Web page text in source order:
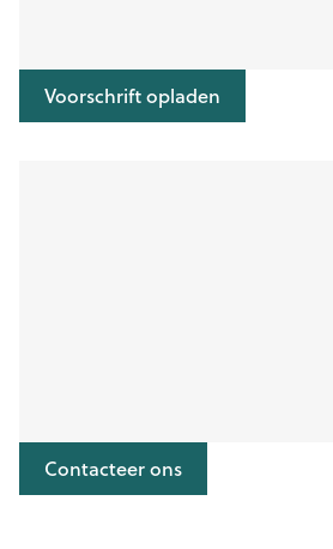
Voorschrift opladen
Contacteer ons